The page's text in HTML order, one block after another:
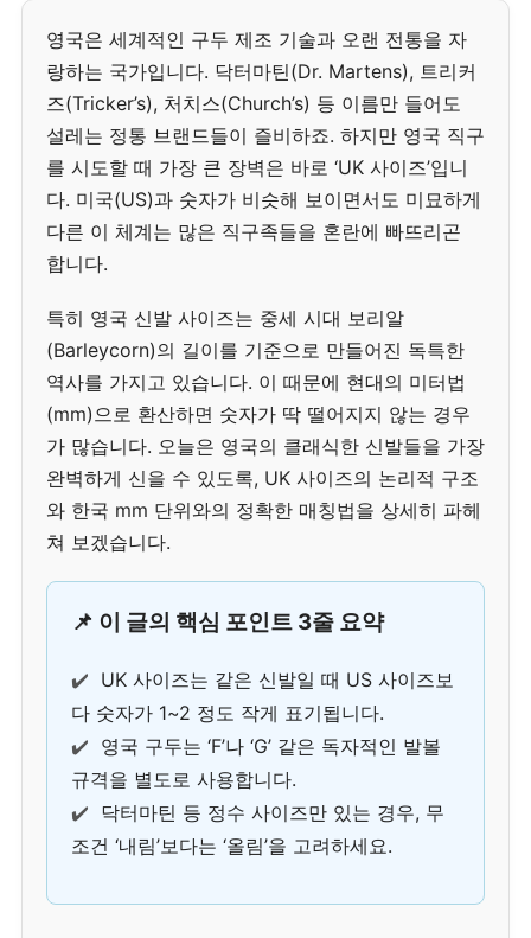
영국은 세계적인 구두 제조 기술과 오랜 전통을 자
랑하는 국가입니다. 닥터마틴(Dr. Martens), 트리커
즈(Tricker’s), 처치스(Church’s) 등 이름만 들어도
설레는 정통 브랜드들이 즐비하죠. 하지만 영국 직구
를 시도할 때 가장 큰 장벽은 바로 ‘UK 사이즈’입니
다. 미국(US)과 숫자가 비슷해 보이면서도 미묘하게
다른 이 체계는 많은 직구족들을 혼란에 빠뜨리곤
합니다.
특히 영국 신발 사이즈는 중세 시대 보리알
(Barleycorn)의 길이를 기준으로 만들어진 독특한
역사를 가지고 있습니다. 이 때문에 현대의 미터법
(mm)으로 환산하면 숫자가 딱 떨어지지 않는 경우
가 많습니다. 오늘은 영국의 클래식한 신발들을 가장
완벽하게 신을 수 있도록, UK 사이즈의 논리적 구조
와 한국 mm 단위와의 정확한 매칭법을 상세히 파헤
쳐 보겠습니다.
📌 이 글의 핵심 포인트 3줄 요약
✔️ UK 사이즈는 같은 신발일 때 US 사이즈보
다 숫자가 1~2 정도 작게 표기됩니다.
✔️ 영국 구두는 ‘F’나 ‘G’ 같은 독자적인 발볼
규격을 별도로 사용합니다.
✔️ 닥터마틴 등 정수 사이즈만 있는 경우, 무
조건 ‘내림’보다는 ‘올림’을 고려하세요.